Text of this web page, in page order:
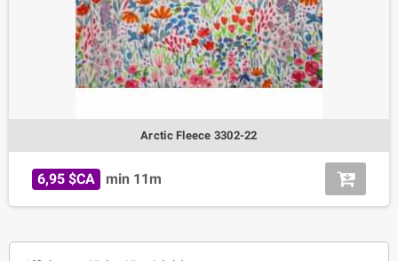
Arctic Fleece 3302-22
6,95 $CA min 11m